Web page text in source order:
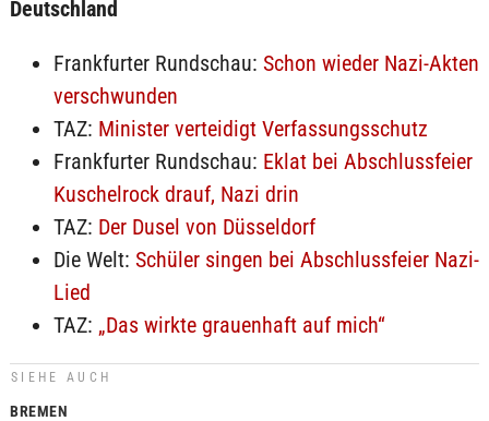
Deutschland
Frankfurter Rundschau: Schon wieder Nazi-Akten
verschwunden
TAZ: Minister verteidigt Verfassungsschutz
Frankfurter Rundschau: Eklat bei Abschlussfeier
Kuschelrock drauf, Nazi drin
TAZ: Der Dusel von Düsseldorf
Die Welt: Schüler singen bei Abschlussfeier Nazi-
Lied
TAZ: „Das wirkte grauenhaft auf mich“
SIEHE AUCH
BREMEN